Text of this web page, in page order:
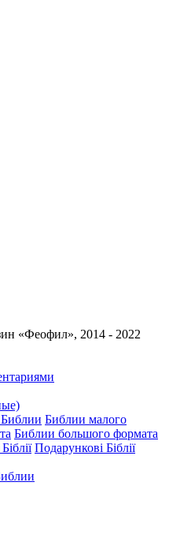
«Феофил», 2014 - 2022
Библии малого
Библии большого формата
Подарункові Біблії